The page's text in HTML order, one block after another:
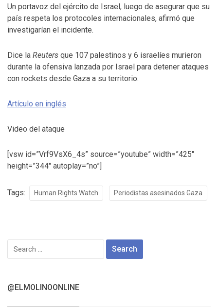
Un portavoz del ejército de Israel, luego de asegurar que su
país respeta los protocoles internacionales, afirmó que
investigarían el incidente.
Dice la Reuters que 107 palestinos y 6 israelíes murieron
durante la ofensiva lanzada por Israel para detener ataques
con rockets desde Gaza a su territorio.
Artículo en inglés
Video del ataque
[vsw id=”Vrf9VsX6_4s” source=”youtube” width=”425″
height=”344″ autoplay=”no”]
Tags: Human Rights Watch Periodistas asesinados Gaza
Search
for:
@ELMOLINOONLINE